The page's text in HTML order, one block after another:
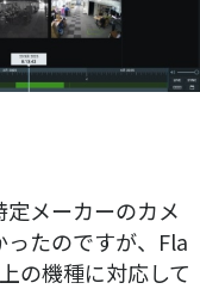
定メーカーのカメ
たのですが、Fla
の機種に対応して